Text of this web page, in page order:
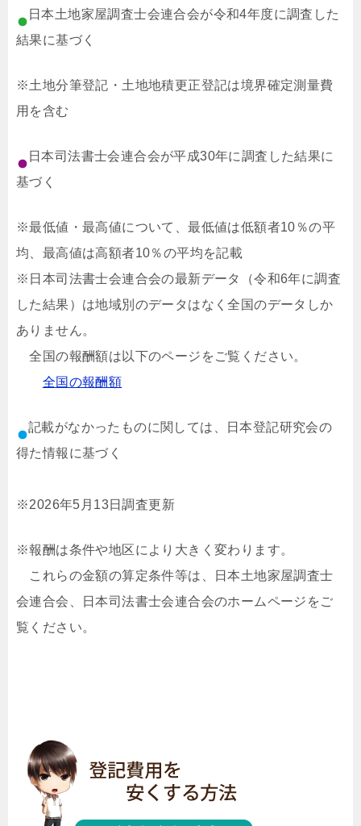
日本土地家屋調査士会連合会が令和4年度に調査した
結果に基づく
※土地分筆登記・土地地積更正登記は境界確定測量費
用を含む
日本司法書士会連合会が平成30年に調査した結果に
基づく
※最低値・最高値について、最低値は低額者10％の平
均、最高値は高額者10％の平均を記載
※日本司法書士会連合会の最新データ（令和6年に調査
した結果）は地域別のデータはなく全国のデータしか
ありません。
全国の報酬額は以下のページをご覧ください。
全国の報酬額
記載がなかったものに関しては、日本登記研究会の
得た情報に基づく
※2026年5月13日調査更新
※報酬は条件や地区により大きく変わります。
これらの金額の算定条件等は、日本土地家屋調査士
会連合会、日本司法書士会連合会のホームページをご
覧ください。